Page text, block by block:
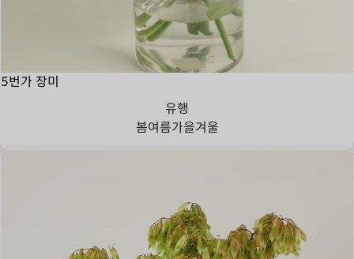
5번가 장미
유행
봄여름가을겨울